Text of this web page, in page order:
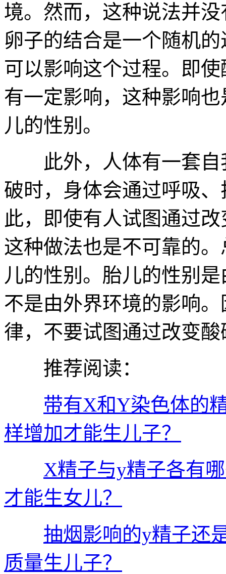
境。然而，这种说法并
卵子的结合是一个随机
可以影响这个过程。即
有一定影响，这种影响
儿的性别。
此外，人体有一套自
破时，身体会通过呼吸
此，即使有人试图通过
这种做法也是不可靠的
儿的性别。胎儿的性别
不是由外界环境的影响
律，不要试图通过改变
推荐阅读：
带有X和Y染色体的
样增加才能生儿子？
X精子与y精子各有
才能生女儿？
抽烟影响的y精子还
质量生儿子？